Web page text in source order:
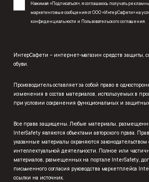
Нажимая «Подписаться», я соглашаюсь получать
маркетинговые сообщения от ООО «ИнтерСафети» на
конфиденциальности и Пользовательского соглашения
ИнтерСафети – интернет-магазин средств защиты,
обуви.
Производитель оставляет за собой право в
изменения в состав материалов, используемых в
при условии сохранения функциональных и
Все права защищены. Любые материалы,
InterSafety являются объектами авторского права.
указанные материалы охраняются законодательством
интеллектуальной деятельности. Полное или
материалов, размещенных на портале InterSafety,
письменного согласия руководства маркетплейса
ссылки на источник.